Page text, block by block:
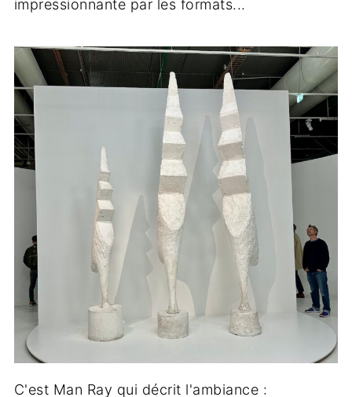
impressionnante par les formats...
C'est Man Ray qui décrit l'ambiance :